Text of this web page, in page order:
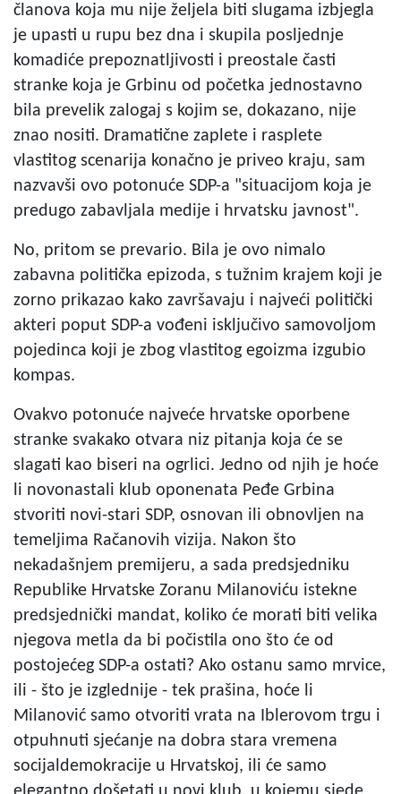
članova koja mu nije željela biti slugama izbjegla
je upasti u rupu bez dna i skupila posljednje
komadiće prepoznatljivosti i preostale časti
stranke koja je Grbinu od početka jednostavno
bila prevelik zalogaj s kojim se, dokazano, nije
znao nositi. Dramatične zaplete i rasplete
vlastitog scenarija konačno je priveo kraju, sam
nazvavši ovo potonuće SDP-a "situacijom koja je
predugo zabavljala medije i hrvatsku javnost".
No, pritom se prevario. Bila je ovo nimalo
zabavna politička epizoda, s tužnim krajem koji je
zorno prikazao kako završavaju i najveći politički
akteri poput SDP-a vođeni isključivo samovoljom
pojedinca koji je zbog vlastitog egoizma izgubio
kompas.
Ovakvo potonuće najveće hrvatske oporbene
stranke svakako otvara niz pitanja koja će se
slagati kao biseri na ogrlici. Jedno od njih je hoće
li novonastali klub oponenata Peđe Grbina
stvoriti novi-stari SDP, osnovan ili obnovljen na
temeljima Račanovih vizija. Nakon što
nekadašnjem premijeru, a sada predsjedniku
Republike Hrvatske Zoranu Milanoviću istekne
predsjednički mandat, koliko će morati biti velika
njegova metla da bi počistila ono što će od
postojećeg SDP-a ostati? Ako ostanu samo mrvice,
ili - što je izglednije - tek prašina, hoće li
Milanović samo otvoriti vrata na Iblerovom trgu i
otpuhnuti sjećanje na dobra stara vremena
socijaldemokracije u Hrvatskoj, ili će samo